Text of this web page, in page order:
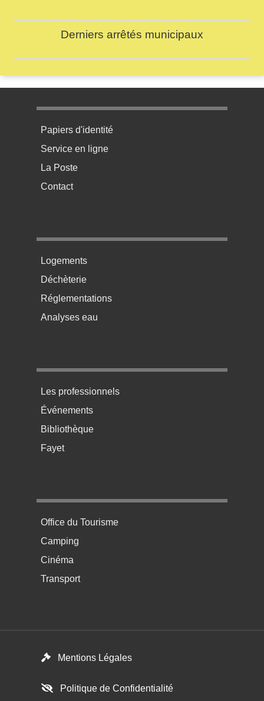
Derniers arrêtés municipaux
Menu pratique bas de page 1
Papiers d'identité
Service en ligne
La Poste
Contact
Menu pratique bas de page 2
Logements
Déchèterie
Réglementations
Analyses eau
Menu pratique bas de page 3
Les professionnels
Événements
Bibliothèque
Fayet
Menu pratique bas de page 4
Office du Tourisme
Camping
Cinéma
Transport
Mentions Légales
Politique de Confidentialité